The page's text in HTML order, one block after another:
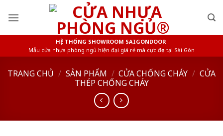
HỆ THỐNG SHOWROOM SAIGONDOOR
Mẫu cửa nhựa phòng ngủ hiện đại giá rẻ mà cực đẹp tại Sài Gòn
TRANG CHỦ / SẢN PHẨM / CỬA CHỐNG CHÁY / CỬA
THÉP CHỐNG CHÁY